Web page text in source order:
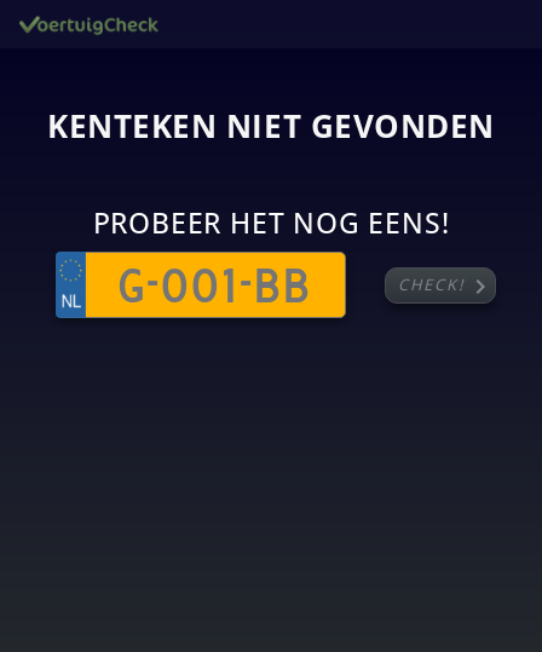
KENTEKEN NIET GEVONDEN
PROBEER HET NOG EENS!
CHECK! chevron_right